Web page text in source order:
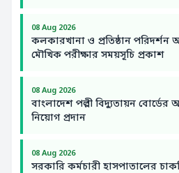
08 Aug 2026
কলকারখানা ও প্রতিষ্ঠান পরিদর্শন
মৌখিক পরীক্ষার সময়সূচি প্রকাশ
08 Aug 2026
বাংলাদেশ পল্লী বিদ্যুতায়ন বোর্ডের
নিয়োগ প্রদান
08 Aug 2026
সরকারি কর্মচারী হাসপাতালের